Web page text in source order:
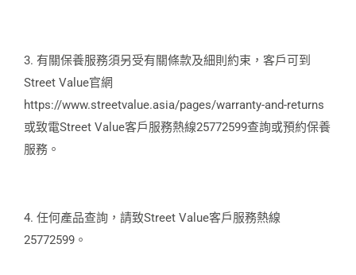
3. 有關保養服務須另受有關條款及細則約束，客戶可到
Street Value官網
https://www.streetvalue.asia/pages/warranty-and-returns
或致電Street Value客戶服務熱線25772599查詢或預約保養
服務。
4. 任何產品查詢，請致Street Value客戶服務熱線
25772599。